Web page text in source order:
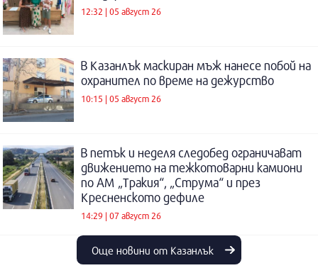
12:32 | 05 август 26
В Казанлък маскиран мъж нанесе побой на
охранител по време на дежурство
10:15 | 05 август 26
В петък и неделя следобед ограничават
движението на тежкотоварни камиони
по АМ „Тракия“, „Струма“ и през
Кресненското дефиле
14:29 | 07 август 26
Още новини от Казанлък